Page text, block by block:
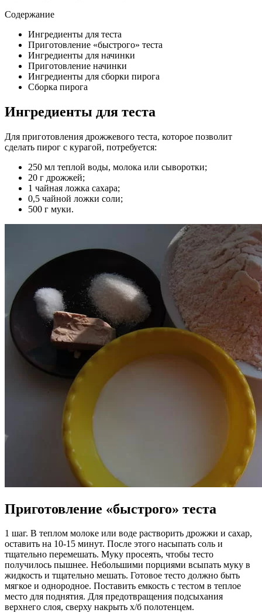
Содержание
Ингредиенты для теста
Приготовление «быстрого» теста
Ингредиенты для начинки
Приготовление начинки
Ингредиенты для сборки пирога
Сборка пирога
Ингредиенты для теста
Для приготовления дрожжевого теста, которое позволит
сделать пирог с курагой, потребуется:
250 мл теплой воды, молока или сыворотки;
20 г дрожжей;
1 чайная ложка сахара;
0,5 чайной ложки соли;
500 г муки.
Приготовление «быстрого» теста
1 шаг. В теплом молоке или воде растворить дрожжи и сахар,
оставить на 10-15 минут. После этого насыпать соль и
тщательно перемешать. Муку просеять, чтобы тесто
получилось пышнее. Небольшими порциями всыпать муку в
жидкость и тщательно мешать. Готовое тесто должно быть
мягкое и однородное. Поставить емкость с тестом в теплое
место для поднятия. Для предотвращения подсыхания
верхнего слоя, сверху накрыть х/б полотенцем.